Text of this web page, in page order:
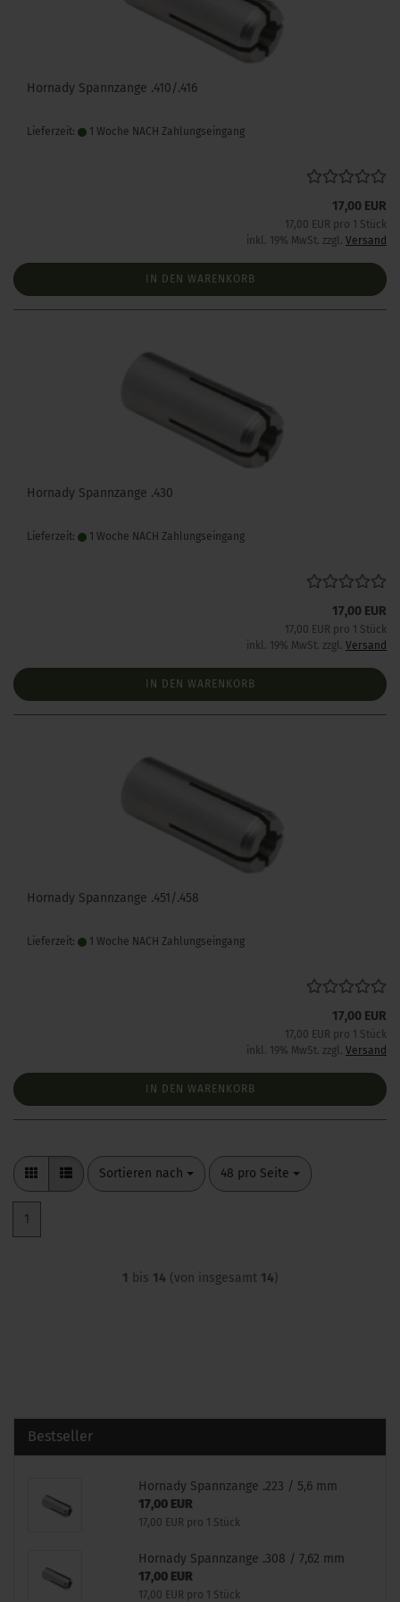
Hornady Spannzange .410/.416
Lieferzeit: 1 Woche NACH Zahlungseingang
17,00 EUR
17,00 EUR pro 1 Stück
inkl. 19% MwSt. zzgl. Versand
IN DEN WARENKORB
Hornady Spannzange .430
Lieferzeit: 1 Woche NACH Zahlungseingang
17,00 EUR
17,00 EUR pro 1 Stück
inkl. 19% MwSt. zzgl. Versand
IN DEN WARENKORB
Hornady Spannzange .451/.458
Lieferzeit: 1 Woche NACH Zahlungseingang
17,00 EUR
17,00 EUR pro 1 Stück
inkl. 19% MwSt. zzgl. Versand
IN DEN WARENKORB
Sortieren nach
Sortieren nach 48 pro Seite
pro Seite
1
1 bis 14 (von insgesamt 14)
Bestseller
Hornady Spannzange .223 / 5,6 mm
17,00 EUR
17,00 EUR pro 1 Stück
Hornady Spannzange .308 / 7,62 mm
17,00 EUR
17,00 EUR pro 1 Stück